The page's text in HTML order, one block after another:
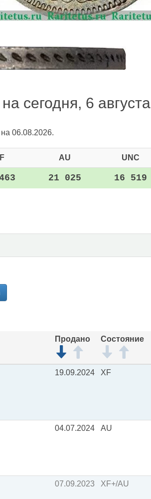
сегодня, 6 августа
06.08.2026.
AU UNC
21 025 16 519
Продано Состояние
19.09.2024 XF
04.07.2024 AU
07.09.2023 XF+/AU